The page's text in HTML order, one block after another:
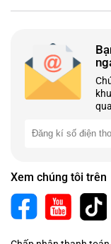
Xem chúng tôi trên